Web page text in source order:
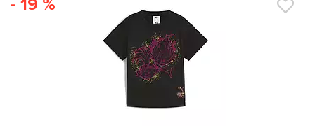
- 19 %